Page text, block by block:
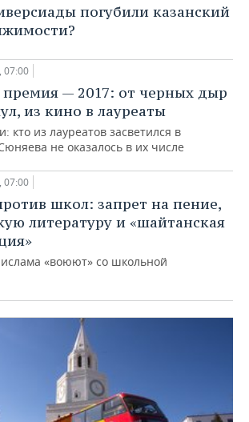
погубили казанский
07:00
премия — 2017: от черных дыр
из кино в лауреаты
кто из лауреатов засветился в
не оказалось в их числе
07:00
школ: запрет на пение,
литературу и «шайтанская
«воюют» со школьной
ребенком и не
мужем — это редкость»